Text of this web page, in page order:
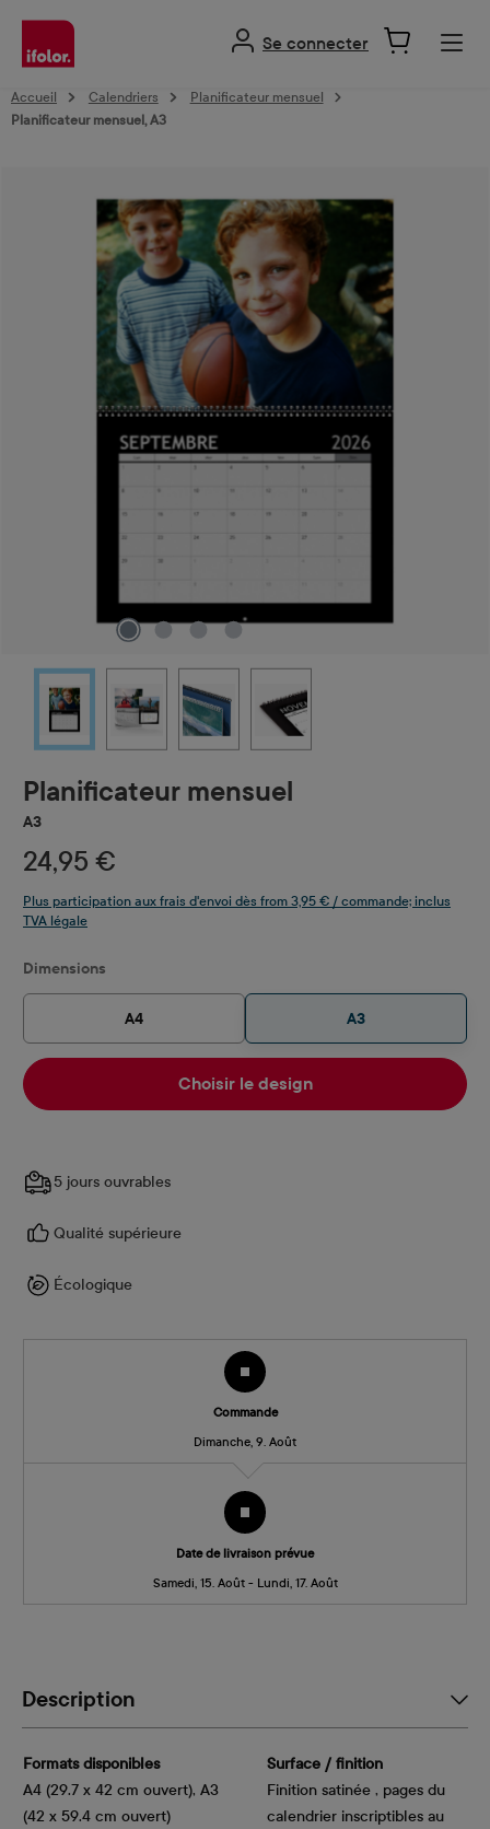
principal
Se connecter
Accueil Calendriers
Planificateur mensuel
Planificateur mensuel, A3
Planificateur mensuel
A3
24,95 €
Plus participation aux frais d'envoi dès from 3,95 € / commande; inclus
TVA légale
Sélectionnez
Dimensions
A4 A3
Choisir le design
5 jours ouvrables
Qualité supérieure
Écologique
Commande
Dimanche, 9. Août
Date de livraison prévue
Samedi, 15. Août - Lundi, 17. Août
Description
Formats disponibles
A4 (29.7 x 42 cm ouvert), A3
(42 x 59.4 cm ouvert)
Surface / finition
Finition satinée , pages du
calendrier inscriptibles au